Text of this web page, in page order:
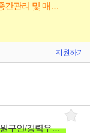
현대 프리미엄 아울렛 김포점 나비타월드 에서 중간관리 및 매니져 모십니다.
지원하기
신세계파주프리미엄아울렛 아이잗바바 매장 직원구인/경력우대/분위기좋은매장/장기근무환영